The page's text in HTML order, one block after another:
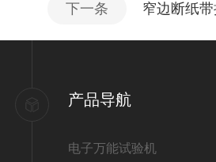
下一条 窄边断纸
产品导航
电子万能试验机